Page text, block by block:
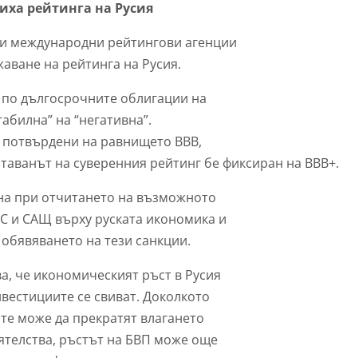
рейтинга на Русия
международни рейтингови агенции
на рейтинга на Русия.
дългосрочните облигации на
на “негативна”.
на равнището ВВВ,
на суверенния рейтинг бе фиксиран на ВВВ+.
при отчитането на възможното
и САЩ върху руската икономика и
на тези санкции.
че икономическият ръст в Русия
се свиват. Доколкото
може да прекратят влагането
ръстът на БВП може още